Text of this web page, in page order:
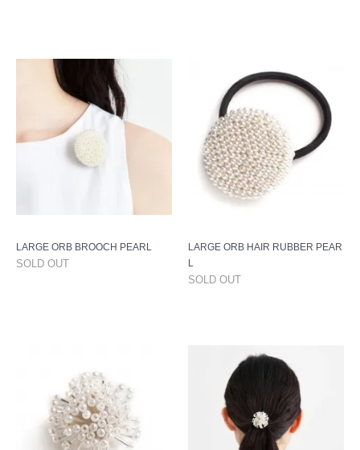
LARGE ORB BROOCH PEARL
SOLD OUT
LARGE ORB HAIR RUBBER PEAR
L
SOLD OUT